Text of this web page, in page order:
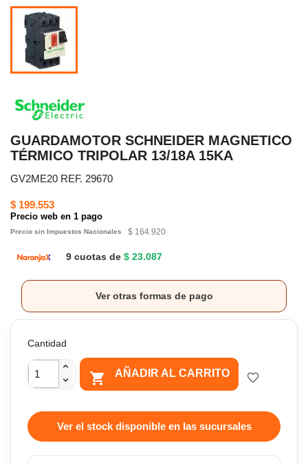
GUARDAMOTOR SCHNEIDER MAGNETICO
TÉRMICO TRIPOLAR 13/18A 15KA
GV2ME20 REF. 29670
$ 199.553
Precio web en 1 pago
Precio sin Impuestos Nacionales $ 164.920
9 cuotas de $ 23.087
Ver otras formas de pago
Cantidad
 AÑADIR AL CARRITO favorite_border
Ver el stock disponible en las sucursales